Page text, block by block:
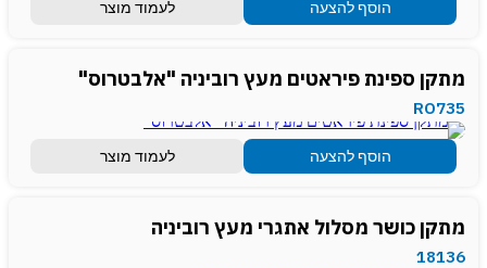
הוסף להצעה לעמוד מוצר
מתקן ספינת פיראטים מעץ רוביניה "אלבטרוס"
RO735
הוסף להצעה לעמוד מוצר
מתקן כושר מסלול אתגרי מעץ רוביניה
18136